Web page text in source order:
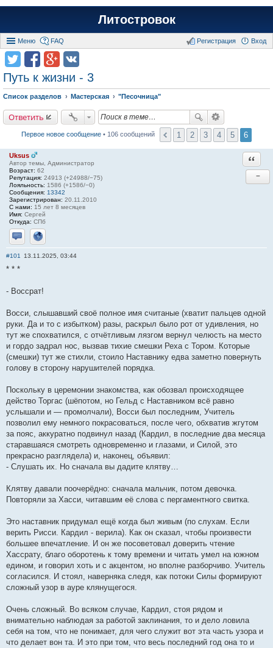
Литостровок
Меню FAQ Вход
Регистрация
Путь к жизни - 3
Список разделов Мастерская "Песочница"
Ответить
Первое новое сообщение • 106 сообщений 1 2 3 4 5 6
Uksus
Автор темы, Администратор
Возраст: 62
Репутация: 24913 (+24988/−75)
Лояльность: 1586 (+1586/−0)
Сообщения: 13342
Зарегистрирован: 20.11.2010
С нами: 15 лет 8 месяцев
Имя: Сергей
Откуда: СПб
Отправить личное сообщение
Сайт
−
#101 13.11.2025, 03:44
* * *
- Воссрат!
Восси, слышавший своё полное имя считаные (хватит пальцев одной
руки. Да и то с избытком) разы, раскрыл было рот от удивления, но
тут же спохватился, с отчётливым лязгом вернул челюсть на место
и гордо задрал нос, вызвав тихие смешки Реха с Тором. Которые
(смешки) тут же стихли, стоило Наставнику едва заметно повернуть
голову в сторону нарушителей порядка.
Поскольку в церемонии знакомства, как обозвал происходящее
действо Торгас (шёпотом, но Гельд с Наставником всё равно
услышали и — промолчали), Восси был последним, Учитель
позволил ему немного покрасоваться, после чего, обхватив жгутом
за пояс, аккуратно подвинул назад (Кардил, в последние два месяца
старавшаяся смотреть одновременно и глазами, и Силой, это
прекрасно разглядела) и, наконец, объявил:
- Слушать их. Но сначала вы дадите клятву…
Клятву давали поочерёдно: сначала мальчик, потом девочка.
Повторяли за Хасси, читавшим её слова с пергаментного свитка.
Это наставник придумал ещё когда был живым (по слухам. Если
верить Рисси. Кардил - верила). Как он сказал, чтобы произвести
большее впечатление. И он же посоветовал доверить чтение
Хассрату, благо оборотень к тому времени и читать умел на южном
едином, и говорил хоть и с акцентом, но вполне разборчиво. Учитель
согласился. И стоял, наверняка следя, как потоки Силы формируют
сложный узор в ауре клянущегося.
Очень сложный. Во всяком случае, Кардил, стоя рядом и
внимательно наблюдая за работой заклинания, то и дело ловила
себя на том, что не понимает, для чего служит вот эта часть узора и
что делает вон та. И это при том, что весь последний год она то и